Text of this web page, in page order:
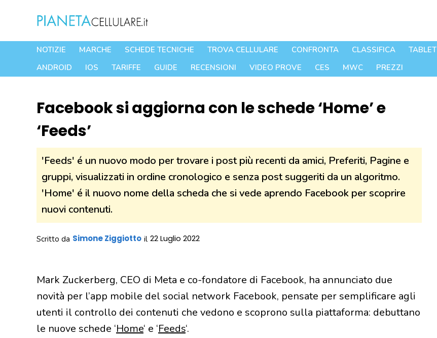
contenuto
NOTIZIE MARCHE SCHEDE TECNICHE TROVA CELLULARE CONFRONTA CLASSIFICA TABLET
ANDROID
IOS TARIFFE GUIDE RECENSIONI VIDEO PROVE CES MWC PREZZI
Facebook si aggiorna con le schede ‘Home’ e
‘Feeds’
'Feeds' é un nuovo modo per trovare i post più recenti da amici, Preferiti, Pagine e
gruppi, visualizzati in ordine cronologico e senza post suggeriti da un algoritmo.
'Home' é il nuovo nome della scheda che si vede aprendo Facebook per scoprire
nuovi contenuti.
Scritto da Simone Ziggiotto il 22 Luglio 2022
Mark Zuckerberg, CEO di Meta e co-fondatore di Facebook, ha annunciato due
novità per l’app mobile del social network Facebook, pensate per semplificare agli
utenti il controllo dei contenuti che vedono e scoprono sulla piattaforma: debuttano
le nuove schede ‘Home‘ e ‘Feeds‘.